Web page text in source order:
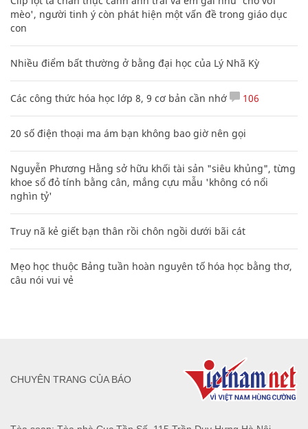
mèo', người tinh ý còn phát hiện một vấn đề trong giáo dục
con
Nhiều điểm bất thường ở bằng đại học của Lý Nhã Kỳ
Các công thức hóa học lớp 8, 9 cơ bản cần nhớ 106
20 số điện thoại ma ám bạn không bao giờ nên gọi
Nguyễn Phương Hằng sở hữu khối tài sản "siêu khủng", từng
khoe sổ đỏ tính bằng cân, mắng cựu mẫu 'không có nổi
nghìn tỷ'
Truy nã kẻ giết bạn thân rồi chôn ngồi dưới bãi cát
Mẹo học thuộc Bảng tuần hoàn nguyên tố hóa học bằng thơ,
câu nói vui vẻ
CHUYÊN TRANG CỦA BÁO